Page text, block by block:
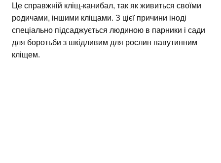
Це справжній кліщ-канибал, так як живиться своїми
родичами, іншими кліщами. З цієї причини іноді
спеціально підсаджується людиною в парники і сади
для боротьби з шкідливим для рослин павутинним
кліщем.